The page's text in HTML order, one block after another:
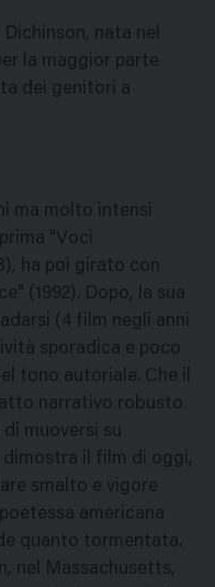
nata nel
la maggior parte
dei genitori a
ma molto intensi
"Voci
ha poi girato con
(1992). Dopo, la sua
(4 film negli anni
sporadica e poco
tono autoriale. Che il
narrativo robusto
muoversi su
il film di oggi,
smalto e vigore
americana
quanto tormentata.
nel Massachusetts,